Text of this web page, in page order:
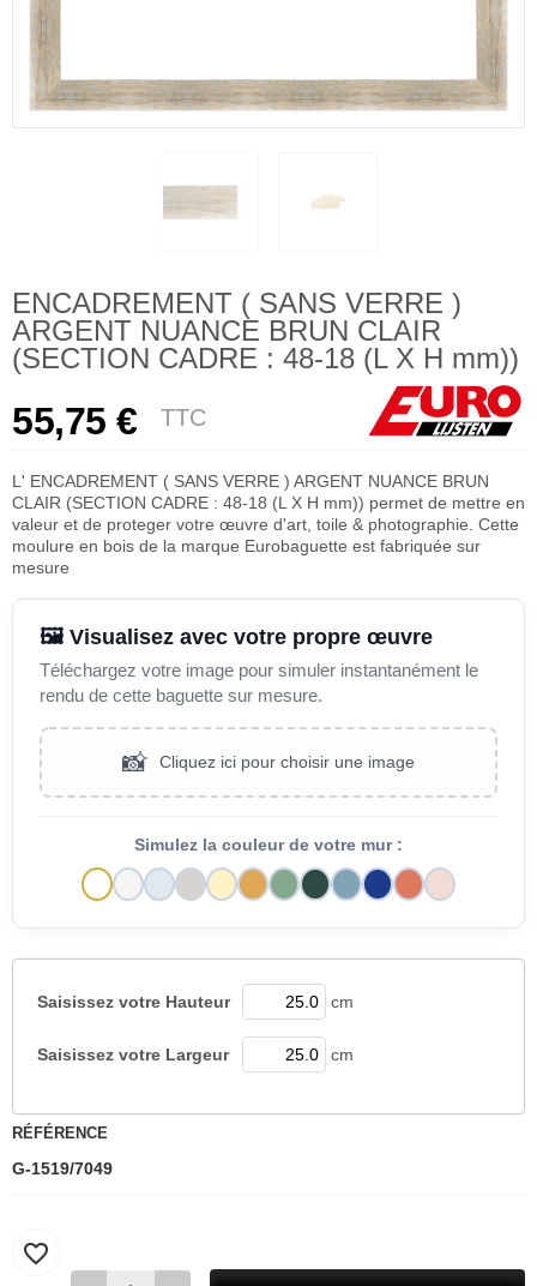
ENCADREMENT ( SANS VERRE )
ARGENT NUANCE BRUN CLAIR
(SECTION CADRE : 48-18 (L X H mm))
55,75 € TTC
L' ENCADREMENT ( SANS VERRE ) ARGENT NUANCE BRUN
CLAIR (SECTION CADRE : 48-18 (L X H mm)) permet de mettre en
valeur et de proteger votre œuvre d'art, toile & photographie. Cette
moulure en bois de la marque Eurobaguette est fabriquée sur
mesure
🖼️ Visualisez avec votre propre œuvre
Téléchargez votre image pour simuler instantanément le
rendu de cette baguette sur mesure.
📸 Cliquez ici pour choisir une image
Simulez la couleur de votre mur :
Saisissez votre Hauteur cm
Saisissez votre Largeur cm
RÉFÉRENCE
G-1519/7049
favorite_border